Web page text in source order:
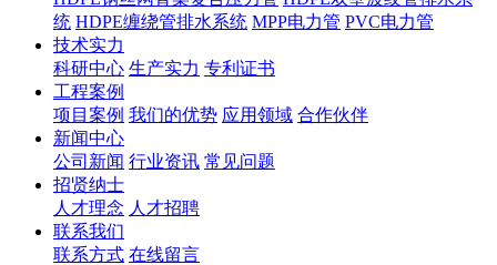
统 HDPE缠绕管排水系统 MPP电力管 PVC电力管
技术实力
科研中心 生产实力 专利证书
工程案例
项目案例 我们的优势 应用领域 合作伙伴
新闻中心
公司新闻 行业资讯 常见问题
招贤纳士
人才理念 人才招聘
联系我们
联系方式 在线留言